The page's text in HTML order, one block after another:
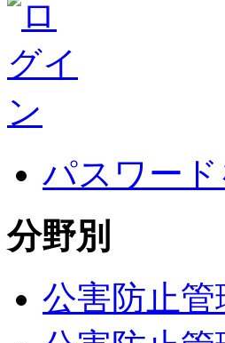
パスワー
分野別
公害防止管